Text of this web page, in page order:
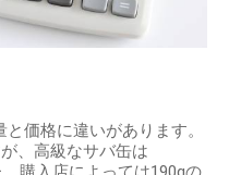
価格に違いがあります。
、高級なサバ缶は